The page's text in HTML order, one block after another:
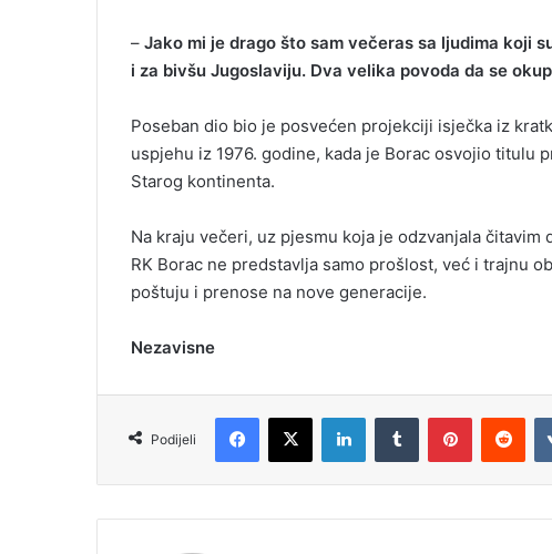
– Jako mi je drago što sam večeras sa ljudima koji
i za bivšu Jugoslaviju. Dva velika povoda da se
Poseban dio bio je posvećen projekciji isječka iz
uspjehu iz 1976. godine, kada je Borac osvojio titulu
Starog kontinenta.
Na kraju večeri, uz pjesmu koja je odzvanjala
RK Borac ne predstavlja samo prošlost, već i trajnu
poštuju i prenose na nove generacije.
Nezavisne
Podijeli